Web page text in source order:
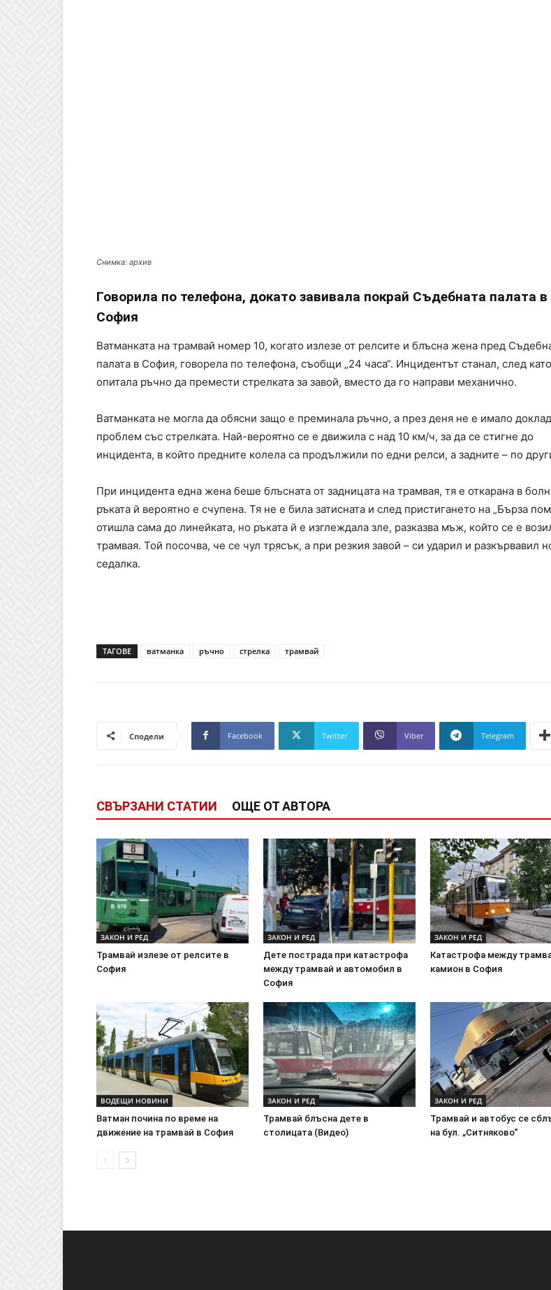
Снимка: архив
Говорила по телефона, докато завивала покрай Съдебната палата в
София
Ватманката на трамвай номер 10, когато излезе от релсите и блъсна жена пред
палата в София, говорела по телефона, съобщи „24 часа“. Инцидентът станал, след
опитала ръчно да премести стрелката за завой, вместо да го направи механично.
Ватманката не могла да обясни защо е преминала ръчно, а през деня не е имало
проблем със стрелката. Най-вероятно се е движила с над 10 км/ч, за да се стигне до
инцидента, в който предните колела са продължили по едни релси, а задните – по
При инцидента една жена беше блъсната от задницата на трамвая, тя е откарана в
ръката й вероятно е счупена. Тя не е била затисната и след пристигането на „Бърза
отишла сама до линейката, но ръката й е изглеждала зле, разказва мъж, който се е
трамвая. Той посочва, че се чул трясък, а при резкия завой – си ударил и разкървавил
седалка.
ТАГОВЕ ватманка ръчно стрелка трамвай
Сподели Facebook Twitter Viber Telegram
СВЪРЗАНИ СТАТИИ ОЩЕ ОТ АВТОРА
ЗАКОН И РЕД
Трамвай излезе от релсите в
София
ЗАКОН И РЕД
Дете пострада при катастрофа
между трамвай и автомобил в
София
ЗАКОН И РЕД
Катастрофа между
камион в София
ВОДЕЩИ НОВИНИ
Ватман почина по време на
движение на трамвай в София
ЗАКОН И РЕД
Трамвай блъсна дете в
столицата (Видео)
ЗАКОН И РЕД
Трамвай и автобус се
на бул. „Ситняково“